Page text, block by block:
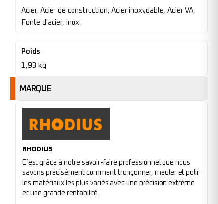
Acier, Acier de construction, Acier inoxydable, Acier VA,
Fonte d'acier, inox
Poids
1,93 kg
MARQUE
RHODIUS
C’est grâce à notre savoir-faire professionnel que nous
savons précisément comment tronçonner, meuler et polir
les matériaux les plus variés avec une précision extrême
et une grande rentabilité.